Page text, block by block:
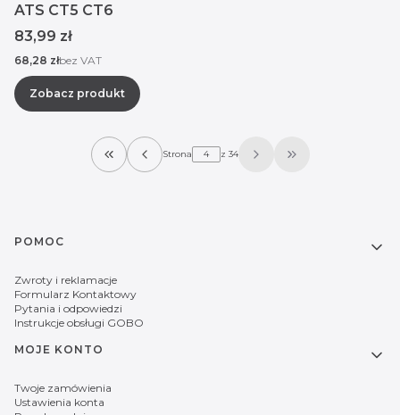
ATS CT5 CT6
Cena
83,99 zł
Cena
68,28 złbez VAT
Zobacz produkt
Wróć do pierwszej strony z produktami
Strona z 34 Przejdź do
Linki w stopce
POMOC
Zwroty i reklamacje
Formularz Kontaktowy
Pytania i odpowiedzi
Instrukcje obsługi GOBO
MOJE KONTO
Twoje zamówienia
Ustawienia konta